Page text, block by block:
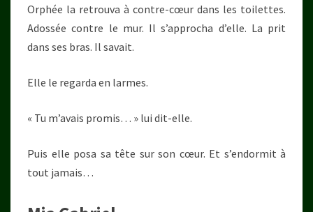
Orphée la retrouva à contre-cœur dans les toilettes.
Adossée contre le mur. Il s’approcha d’elle. La prit
dans ses bras. Il savait.
Elle le regarda en larmes.
« Tu m’avais promis… » lui dit-elle.
Puis elle posa sa tête sur son cœur. Et s’endormit à
tout jamais…